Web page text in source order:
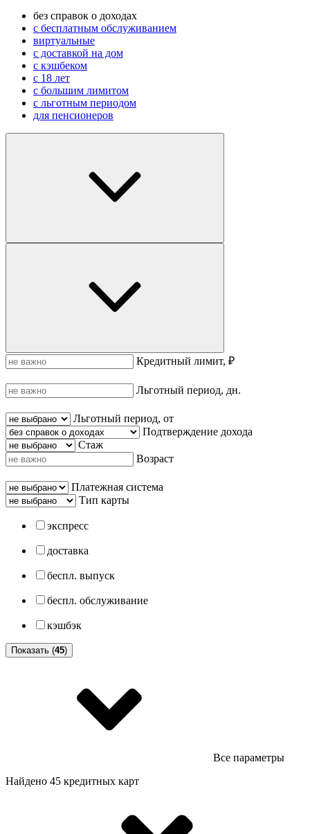
без справок о доходах
с бесплатным обслуживанием
виртуальные
с доставкой на дом
с кэшбеком
с 18 лет
с большим лимитом
с льготным периодом
для пенсионеров
Кредитный лимит, ₽
Льготный период, дн.
Льготный период, от
Подтверждение дохода
Стаж
Возраст
Платежная система
Тип карты
экспресс
доставка
беспл. выпуск
беспл. обслуживание
кэшбэк
Показать (45)
Все параметры
Найдено 45 кредитных карт